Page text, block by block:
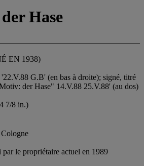
Hase
EN 1938)
G.B' (en bas à droite); signé, titré
der Hase" 14.V.88 25.V.88' (au dos)
7/8 in.)
le propriétaire actuel en 1989